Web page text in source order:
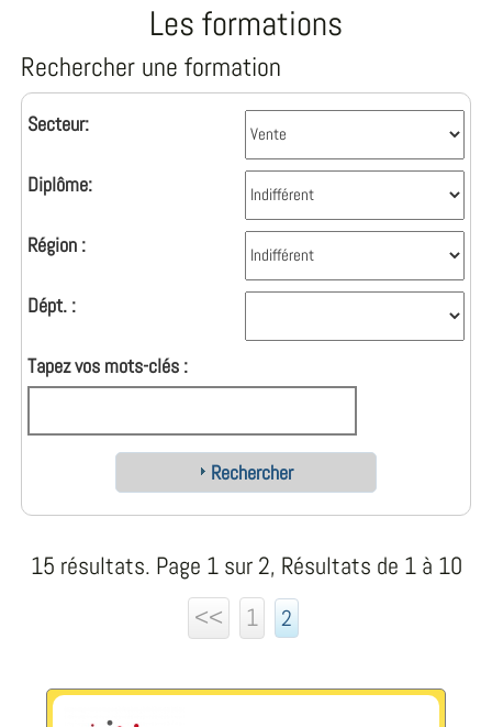
Les formations
Rechercher une formation
Secteur:
Diplôme:
Région :
Dépt. :
Tapez vos mots-clés :
Rechercher
15 résultats. Page 1 sur 2, Résultats de 1 à 10
<<
1 2